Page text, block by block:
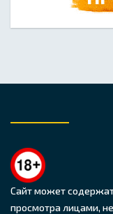
Сайт может
просмотра лицами,